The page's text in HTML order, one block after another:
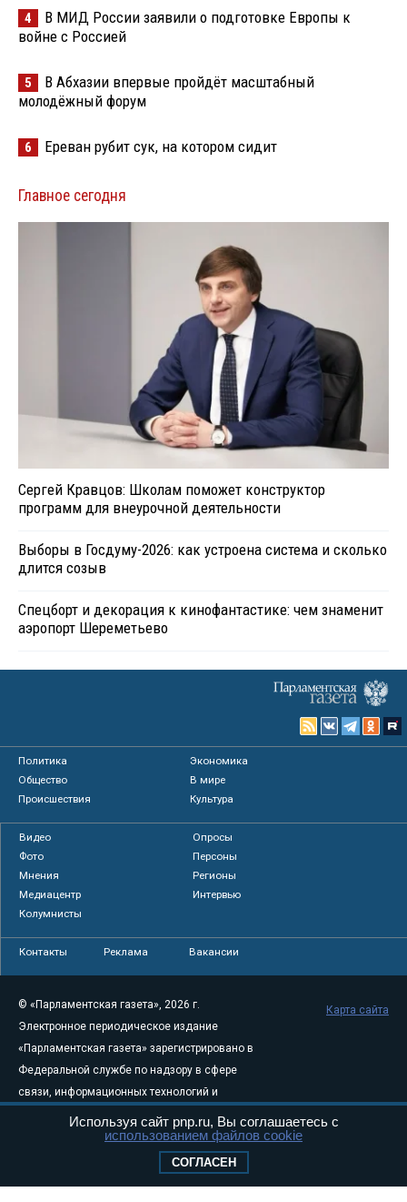
4
В МИД России заявили о подготовке Европы к
войне с Россией
5
В Абхазии впервые пройдёт масштабный
молодёжный форум
6 Ереван рубит сук, на котором сидит
Главное сегодня
Сергей Кравцов: Школам поможет конструктор
программ для внеурочной деятельности
Выборы в Госдуму-2026: как устроена система и сколько
длится созыв
Спецборт и декорация к кинофантастике: чем знаменит
аэропорт Шереметьево
Политика
Экономика
Общество
В мире
Происшествия
Культура
Видео
Опросы
Фото
Персоны
Мнения
Регионы
Медиацентр
Интервью
Колумнисты
Контакты Реклама Вакансии
© «Парламентская газета», 2026 г.
Электронное периодическое издание
«Парламентская газета» зарегистрировано в
Федеральной службе по надзору в сфере
связи, информационных технологий и
массовых коммуникаций (Роскомнадзор) 05
августа 2011 года. 18+
Свидетельство о регистрации Эл № ФС77-
Карта сайта
Используя сайт pnp.ru, Вы соглашаетесь с
использованием файлов cookie
СОГЛАСЕН